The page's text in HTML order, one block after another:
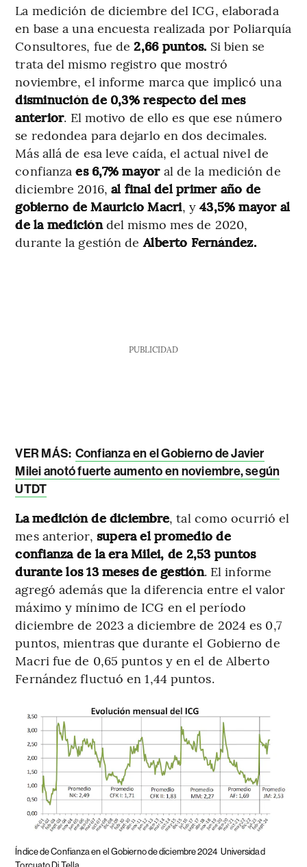
La medición de diciembre del ICG, elaborada
en base a una encuesta realizada por Poliarquía
Consultores, fue de2,66 puntos. Si bien se
trata del mismo registro que mostró
noviembre, el informe marca que implicó una
disminución de 0,3% respecto del mes
anterior. El motivo de ello es que ese número
se redondea para dejarlo en dos decimales.
Más allá de esa leve caída, el actual nivel de
confianzaes 6,7% mayoral de la medición de
diciembre 2016, al final del primer año de
gobierno de Mauricio Macri, y43,5% mayor al
de la medicióndel mismo mes de 2020,
durante la gestión deAlberto Fernández.
PUBLICIDAD
VER MÁS: Confianza en el Gobierno de Javier
Milei anotó fuerte aumento en noviembre, según
UTDT
La medición de diciembre, tal como ocurrió el
mes anterior, supera el promedio de
confianza de la era Milei, de 2,53 puntos
durante los 13 meses de gestión. El informe
agregó además que la diferencia entre el valor
máximo y mínimo de ICG en el período
diciembre de 2023 a diciembre de 2024 es 0,7
puntos, mientras que durante el Gobierno de
Macri fue de 0,65 puntos y en el de Alberto
Fernández fluctuó en 1,44 puntos.
Índice de Confianza en el Gobierno de diciembre 2024 Universidad